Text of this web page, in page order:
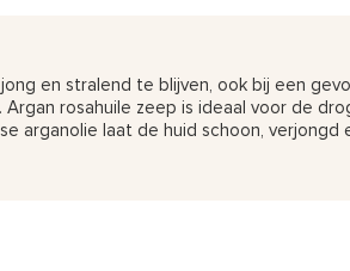
en stralend te blijven, ook bij een
rosahuile zeep is ideaal voor de
arganolie laat de huid schoon, verjongd